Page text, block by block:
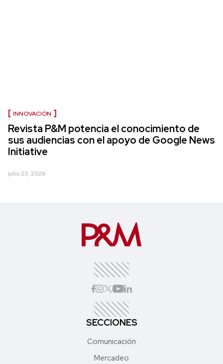
INNOVACIÓN
Revista P&M potencia el conocimiento de
sus audiencias con el apoyo de Google News
Initiative
julio 23, 2026
SECCIONES
Comunicación
Mercadeo